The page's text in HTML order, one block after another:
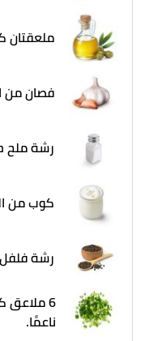
ملعقتان
فصان من
رشة ملح
كوب من
رشة
6 ملاعق
ناعمًا.